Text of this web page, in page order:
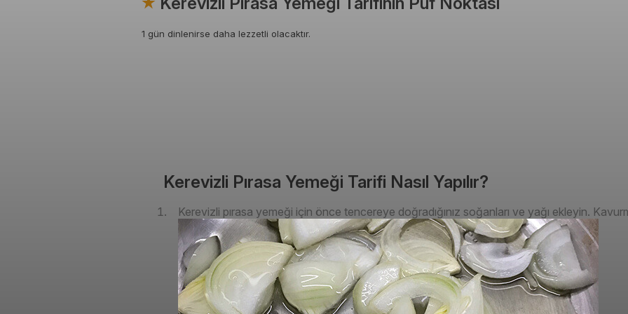
1 gün dinlenirse daha lezzetli olacaktır.
Kerevizli Pırasa Yemeği Tarifi Nasıl Yapılır?
Kerevizli pırasa yemeği için önce tencereye doğradığınız soğanları ve yağı ekleyin.